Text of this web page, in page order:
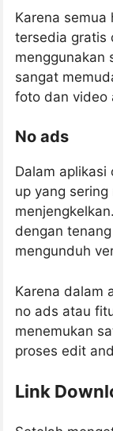
Karena semua
tersedia gratis
menggunakan
sangat
foto dan video
No ads
Dalam aplikasi
up yang
dengan
mengunduh
Karena dalam
no ads atau
menemukan
proses edit
Link